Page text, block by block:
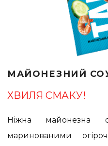
МАЙОНЕЗНИЙ
ХВИЛЯ СМАКУ!
Ніжна майонезна
маринованими